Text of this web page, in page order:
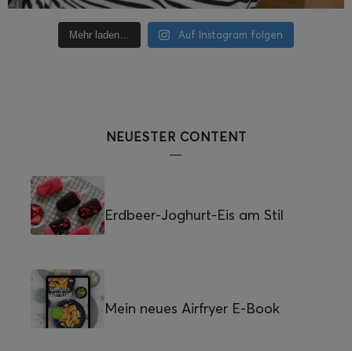
Mehr laden… Auf Instagram folgen
NEUESTER CONTENT
Erdbeer-Joghurt-Eis am Stil
Mein neues Airfryer E-Book